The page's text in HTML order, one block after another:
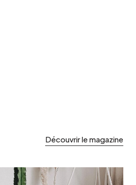
Découvrir le magazine